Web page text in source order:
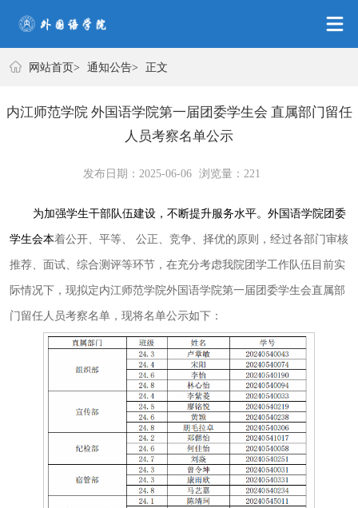
网站首页
网站首页> 通知公告> 正文
内江师范学院 外国语学院第一届团委学生会 直属部门留任
人员考察名单公示
发布日期：2025-06-06 浏览量： 221
为加强学生干部队伍建设，不断提升服务水平。外国语学院团委
学生会本着公开、平等、 公正、竞争、择优的原则，经过各部门审核
推荐、面试、综合测评等环节，在充分考虑我院团学工作队伍目前实
际情况下，现拟定内江师范学院外国语学院第一届团委学生会直属部
门留任人员考察名单，现将名单公示如下：